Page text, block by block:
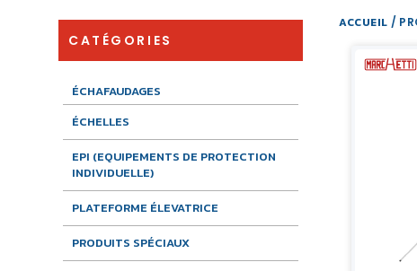
CATÉGORIES
PRODUITS SPÉCIAUX
PLATEFORME ÉLEVATRICE
EPI (EQUIPEMENTS DE PROTECTION
INDIVIDUELLE)
ÉCHELLES
ÉCHAFAUDAGES
ACCUEIL /